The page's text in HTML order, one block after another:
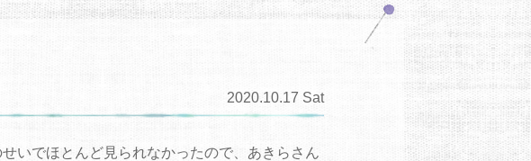
2020.10.17 Sat
いでほとんど見られなかったので、あきらさん